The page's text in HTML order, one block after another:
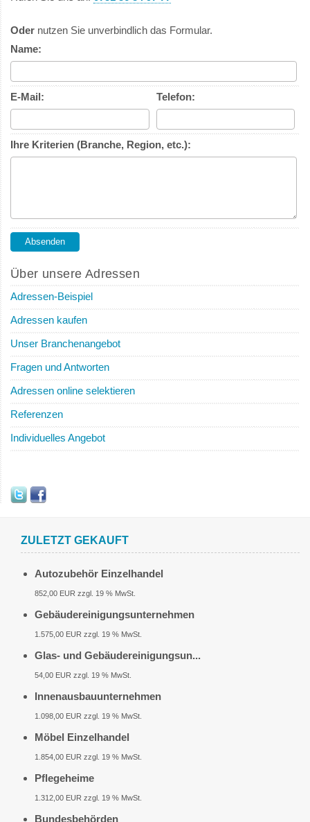
Oder nutzen Sie unverbindlich das Formular.
Name:
E-Mail: Telefon:
Ihre Kriterien (Branche, Region, etc.):
Über unsere Adressen
Adressen-Beispiel
Adressen kaufen
Unser Branchenangebot
Fragen und Antworten
Adressen online selektieren
Referenzen
Individuelles Angebot
ZULETZT GEKAUFT
Autozubehör Einzelhandel
852,00 EUR zzgl. 19 % MwSt.
Gebäudereinigungsunternehmen
1.575,00 EUR zzgl. 19 % MwSt.
Glas- und Gebäudereinigungsun...
54,00 EUR zzgl. 19 % MwSt.
Innenausbauunternehmen
1.098,00 EUR zzgl. 19 % MwSt.
Möbel Einzelhandel
1.854,00 EUR zzgl. 19 % MwSt.
Pflegeheime
1.312,00 EUR zzgl. 19 % MwSt.
Bundesbehörden